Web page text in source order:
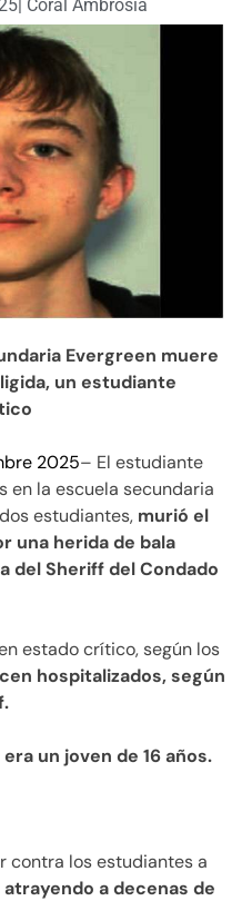
| Coral Ambrosía
Evergreen muere
un estudiante
2025– El estudiante
en la escuela secundaria
estudiantes, murió el
una herida de bala
del Sheriff del Condado
estado crítico, según los
hospitalizados, según
un joven de 16 años.
contra los estudiantes a
atrayendo a decenas de